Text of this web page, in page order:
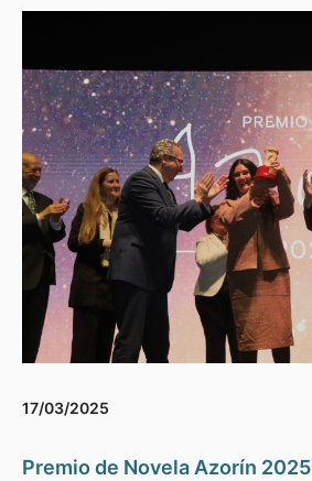
17/03/2025
Premio de Novela Azorín 2025